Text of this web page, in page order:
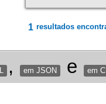
1 resultados
, em JSON e em